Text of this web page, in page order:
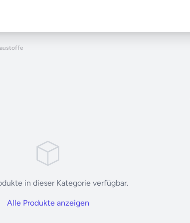
in dieser Kategorie verfügbar.
Alle Produkte anzeigen